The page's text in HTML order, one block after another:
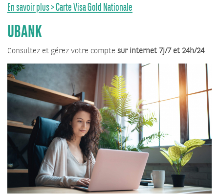
En savoir plus > Carte Visa Gold Nationale
UBANK
Consultez et gérez votre compte sur internet 7j/7 et 24h/24